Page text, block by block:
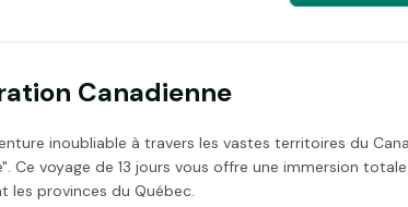
Canadienne
inoubliable à travers les vastes territoires du
Ce voyage de 13 jours vous offre une immersion
les provinces du Québec.